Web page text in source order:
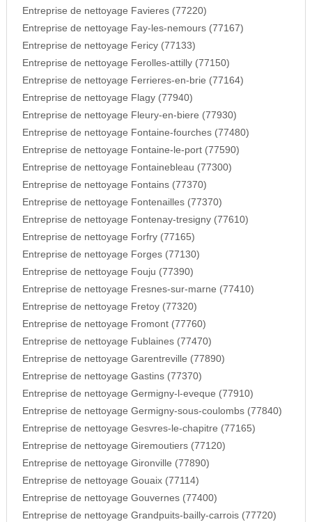
Entreprise de nettoyage Favieres (77220)
Entreprise de nettoyage Fay-les-nemours (77167)
Entreprise de nettoyage Fericy (77133)
Entreprise de nettoyage Ferolles-attilly (77150)
Entreprise de nettoyage Ferrieres-en-brie (77164)
Entreprise de nettoyage Flagy (77940)
Entreprise de nettoyage Fleury-en-biere (77930)
Entreprise de nettoyage Fontaine-fourches (77480)
Entreprise de nettoyage Fontaine-le-port (77590)
Entreprise de nettoyage Fontainebleau (77300)
Entreprise de nettoyage Fontains (77370)
Entreprise de nettoyage Fontenailles (77370)
Entreprise de nettoyage Fontenay-tresigny (77610)
Entreprise de nettoyage Forfry (77165)
Entreprise de nettoyage Forges (77130)
Entreprise de nettoyage Fouju (77390)
Entreprise de nettoyage Fresnes-sur-marne (77410)
Entreprise de nettoyage Fretoy (77320)
Entreprise de nettoyage Fromont (77760)
Entreprise de nettoyage Fublaines (77470)
Entreprise de nettoyage Garentreville (77890)
Entreprise de nettoyage Gastins (77370)
Entreprise de nettoyage Germigny-l-eveque (77910)
Entreprise de nettoyage Germigny-sous-coulombs (77840)
Entreprise de nettoyage Gesvres-le-chapitre (77165)
Entreprise de nettoyage Giremoutiers (77120)
Entreprise de nettoyage Gironville (77890)
Entreprise de nettoyage Gouaix (77114)
Entreprise de nettoyage Gouvernes (77400)
Entreprise de nettoyage Grandpuits-bailly-carrois (77720)